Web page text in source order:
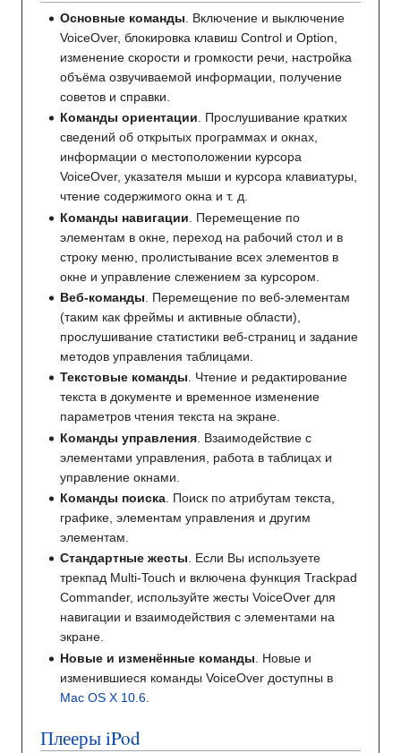
Основные команды . Включение и выключение
VoiceOver, блокировка клавиш Control и Option,
изменение скорости и громкости речи, настройка
объёма озвучиваемой информации, получение
советов и справки.
Команды ориентации . Прослушивание кратких
сведений об открытых программах и окнах,
информации о местоположении курсора
VoiceOver, указателя мыши и курсора клавиатуры,
чтение содержимого окна и т. д.
Команды навигации . Перемещение по
элементам в окне, переход на рабочий стол и в
строку меню, пролистывание всех элементов в
окне и управление слежением за курсором.
Веб-команды . Перемещение по веб-элементам
(таким как фреймы и активные области),
прослушивание статистики веб-страниц и задание
методов управления таблицами.
Текстовые команды. Чтение и редактирование
текста в документе и временное изменение
параметров чтения текста на экране.
Команды управления . Взаимодействие с
элементами управления, работа в таблицах и
управление окнами.
Команды поиска . Поиск по атрибутам текста,
графике, элементам управления и другим
элементам.
Стандартные жесты. Если Вы используете
трекпад Multi-Touch и включена функция Trackpad
Commander, используйте жесты VoiceOver для
навигации и взаимодействия с элементами на
экране.
Новые и изменённые команды . Новые и
изменившиеся команды VoiceOver доступны в
Mac OS X 10.6
Плееры iPod